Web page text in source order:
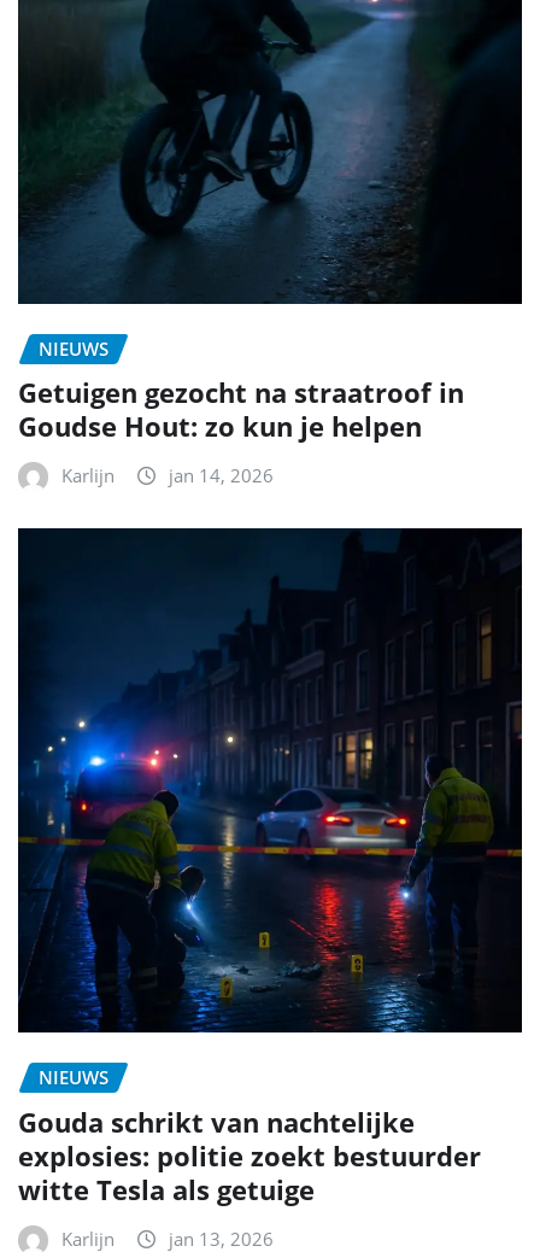
NIEUWS
Getuigen gezocht na straatroof in
Goudse Hout: zo kun je helpen
Karlijn jan 14, 2026
NIEUWS
Gouda schrikt van nachtelijke
explosies: politie zoekt bestuurder
witte Tesla als getuige
Karlijn jan 13, 2026